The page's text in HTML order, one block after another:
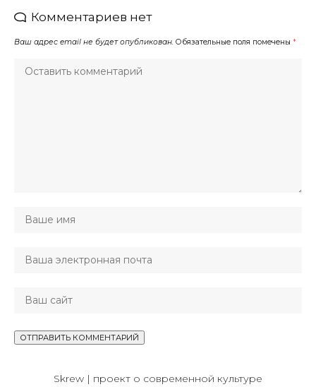
Комментариев нет
Ваш адрес email не будет опубликован. Обязательные поля помечены *
Skrew | проект о современной культуре